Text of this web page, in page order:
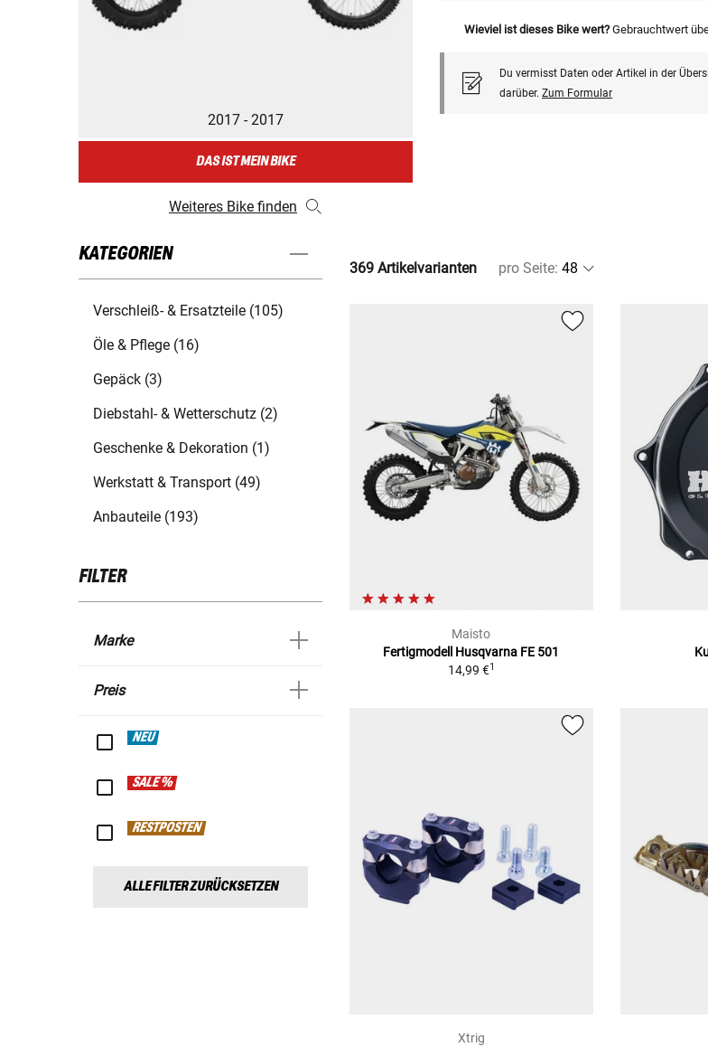
2017 - 2017
DAS IST MEIN BIKE
Weiteres Bike finden
Wieviel ist dieses Bike wert? Gebrauchtwert
Du vermisst Daten oder Artikel in der
darüber. Zum Formular
KATEGORIEN
Verschleiß- & Ersatzteile (105)
Öle & Pflege (16)
Gepäck (3)
Diebstahl- & Wetterschutz (2)
Geschenke & Dekoration (1)
Werkstatt & Transport (49)
Anbauteile (193)
FILTER
Marke
Preis
NEU
SALE %
RESTPOSTEN
ALLE FILTER ZURÜCKSETZEN
369 Artikelvarianten pro Seite:
Maisto
Fertigmodell Husqvarna FE 501
14,99 €1
Xtrig